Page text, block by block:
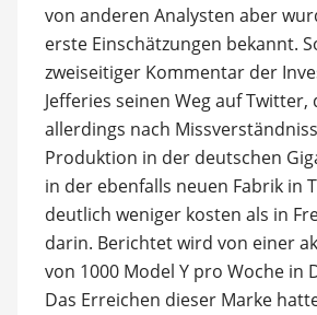
von anderen Analysten aber
erste Einschätzungen bekannt.
zweiseitiger Kommentar der
Jefferies seinen Weg auf Twitter,
allerdings nach
Produktion in der deutschen
in der ebenfalls neuen Fabrik in
deutlich weniger kosten als in
darin. Berichtet wird von einer
von 1000 Model Y pro Woche in
Das Erreichen dieser Marke